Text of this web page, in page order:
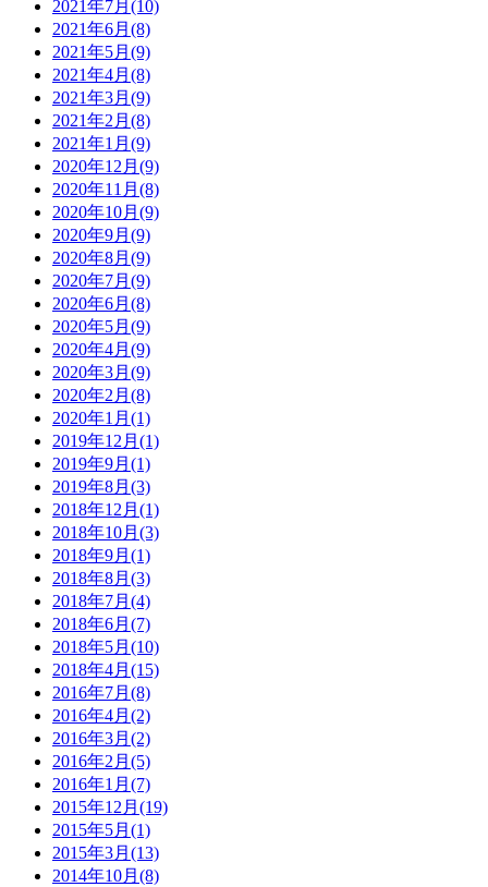
2021年7月(10)
2021年6月(8)
2021年5月(9)
2021年4月(8)
2021年3月(9)
2021年2月(8)
2021年1月(9)
2020年12月(9)
2020年11月(8)
2020年10月(9)
2020年9月(9)
2020年8月(9)
2020年7月(9)
2020年6月(8)
2020年5月(9)
2020年4月(9)
2020年3月(9)
2020年2月(8)
2020年1月(1)
2019年12月(1)
2019年9月(1)
2019年8月(3)
2018年12月(1)
2018年10月(3)
2018年9月(1)
2018年8月(3)
2018年7月(4)
2018年6月(7)
2018年5月(10)
2018年4月(15)
2016年7月(8)
2016年4月(2)
2016年3月(2)
2016年2月(5)
2016年1月(7)
2015年12月(19)
2015年5月(1)
2015年3月(13)
2014年10月(8)